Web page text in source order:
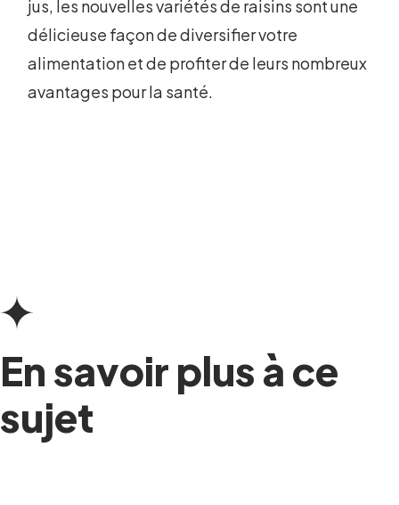
jus, les nouvelles variétés de raisins sont une
délicieuse façon de diversifier votre
alimentation et de profiter de leurs nombreux
avantages pour la santé.
En savoir plus à ce
sujet